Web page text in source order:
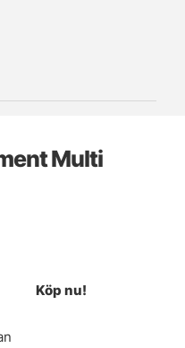
Multi
Köp nu!